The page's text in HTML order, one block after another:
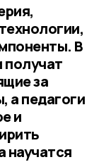
В
получат
за
а педагоги
и
научатся